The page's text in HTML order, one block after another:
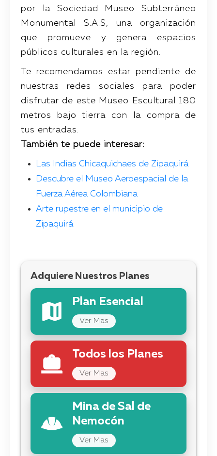
por la Sociedad Museo Subterráneo
Monumental S.A.S, una organización
que promueve y genera espacios
públicos culturales en la región.
Te recomendamos estar pendiente de
nuestras redes sociales para poder
disfrutar de este Museo Escultural 180
metros bajo tierra con la compra de
tus entradas.
También te puede interesar:
Las Indias Chicaquichaes de Zipaquirá
Descubre el Museo Aeroespacial de la
Fuerza Aérea Colombiana
Arte rupestre en el municipio de
Zipaquirá
Adquiere Nuestros Planes
Plan Esencial
Ver Mas
Todos los Planes
Ver Mas
Mina de Sal de
Nemocón
Ver Mas